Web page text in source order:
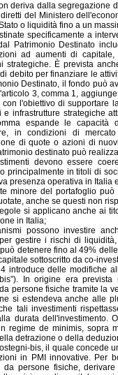
deriva dalla segregazione
del Ministero
o liquidità fino a un
specificamente a
Patrimonio Destinato
ad aumenti di
strategiche. È prevista
debito per finanziare le
Destinato, il fondo può
3, comma 1,
l'obiettivo di supportare
e infrastrutture strategiche
espande le capacità
in condizioni di
di quote o azioni di
destinato può
devono essere
principalmente in titoli di
presenza operativa in Italia
minore del portafoglio
anche se questi non
si applicano anche ai
in Italia;
possono investire
gestire i rischi di
detenere fino al 49%
sottoscritto da co-
introduce delle modifiche
In origine era
persone fisiche tramite la
si estendeva anche alle
tali investimenti
durata dell'investimento.
regime de minimis, sopra
detrazione o della
bis, il quale concede
in PMI innovative. Per
da persone fisiche,